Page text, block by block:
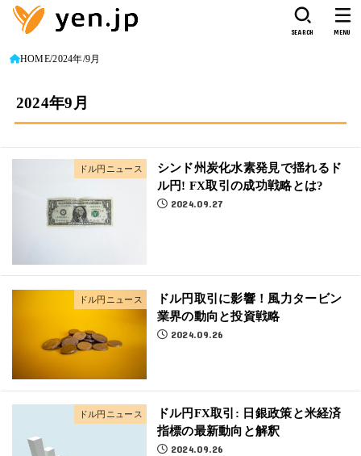
SEARCH MENU
HOME 2024年 9月
2024年9月
ドル円ニュース
シンド州炭化水素発見で揺れるド
ル円! FX取引の成功戦略とは?
2024.09.27
ドル円ニュース
ドル円取引に影響！風力タービン
業界の動向と投資戦略
2024.09.26
ドル円ニュース
ドル円FX取引: 日銀政策と米経済
指標の最新動向と解釈
2024.09.26